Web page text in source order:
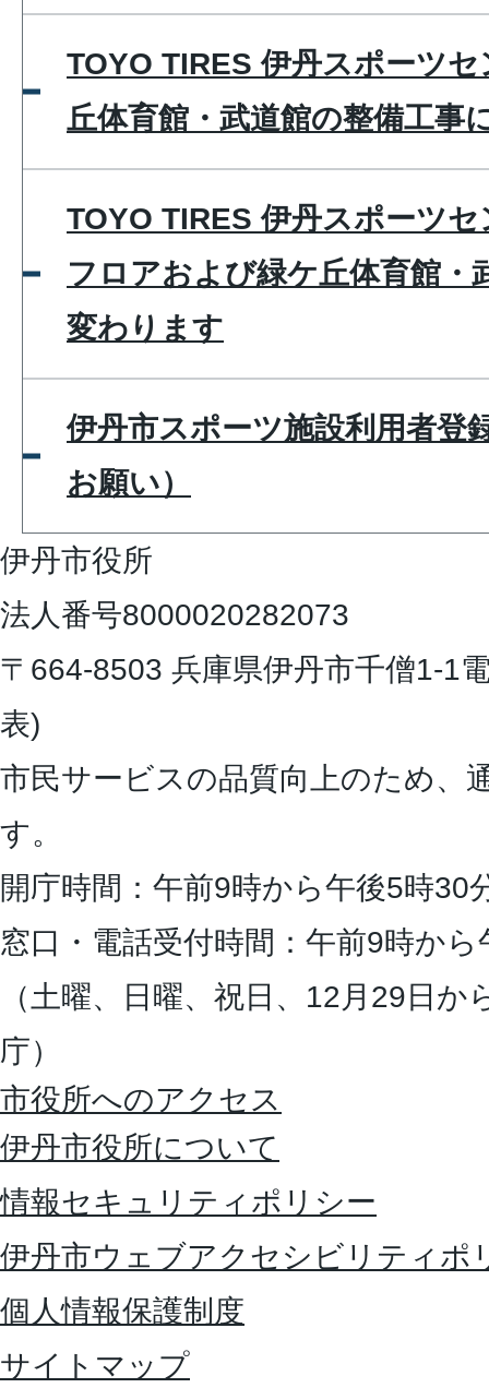
TOYO TIRES 伊丹スポーツ
丘体育館・武道館の整備工事
TOYO TIRES 伊丹スポーツ
フロアおよび緑ケ丘体育館・
変わります
伊丹市スポーツ施設利用者登
お願い）
伊丹市役所
法人番号8000020282073
〒664-8503 兵庫県伊丹市千僧1-1
表)
市民サービスの品質向上のため、
す。
開庁時間：午前9時から午後5時30
窓口・電話受付時間：午前9時か
（土曜、日曜、祝日、12月29日
庁）
市役所へのアクセス
伊丹市役所について
情報セキュリティポリシー
伊丹市ウェブアクセシビリティポ
個人情報保護制度
サイトマップ